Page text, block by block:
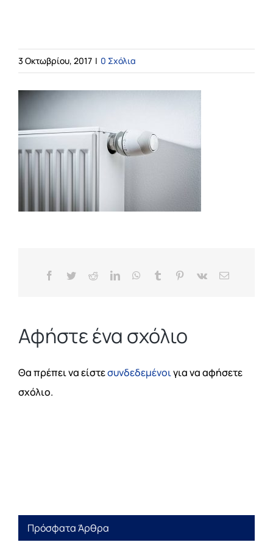
Υπηρεσίες
Online Υπηρεσίες
ΤΙΜΕΣ
ΕΠΙΚΟΙΝΩΝΙΑ
3 Οκτωβρίου, 2017 | 0 Σχόλια
Facebook
TwitterRedditLinkedInWhatsApp
Tumblr Pinterest
Vk Email
Αφήστε ένα σχόλιο
Θα πρέπει να είστεσυνδεδεμένοιγια να αφήσετε
σχόλιο.
Πρόσφατα Άρθρα